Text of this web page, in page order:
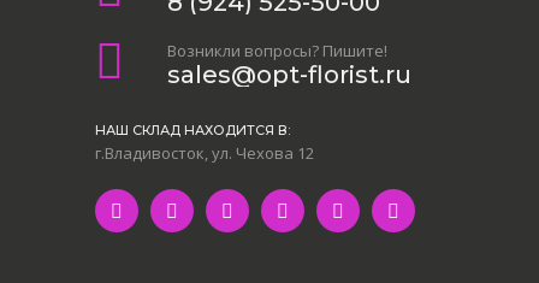
Возникли вопросы? Пишите!
sales@opt-florist.ru
НАШ СКЛАД НАХОДИТСЯ В:
г.Владивосток, ул. Чехова 12